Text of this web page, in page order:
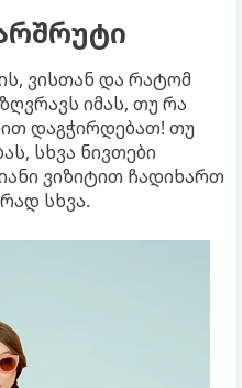
ვისთან და რატომ
იმას, თუ რა
დაგჭირდებათ! თუ
სხვა ნივთები
ვიზიტით ჩადიხართ
სხვა.